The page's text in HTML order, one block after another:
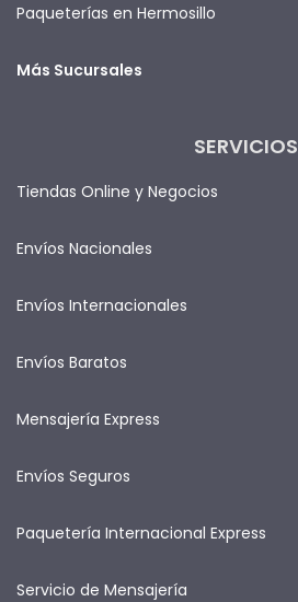
Paqueterías en Hermosillo
Más Sucursales
SERVICIOS
Tiendas Online y Negocios
Envíos Nacionales
Envíos Internacionales
Envíos Baratos
Mensajería Express
Envíos Seguros
Paquetería Internacional Express
Servicio de Mensajería